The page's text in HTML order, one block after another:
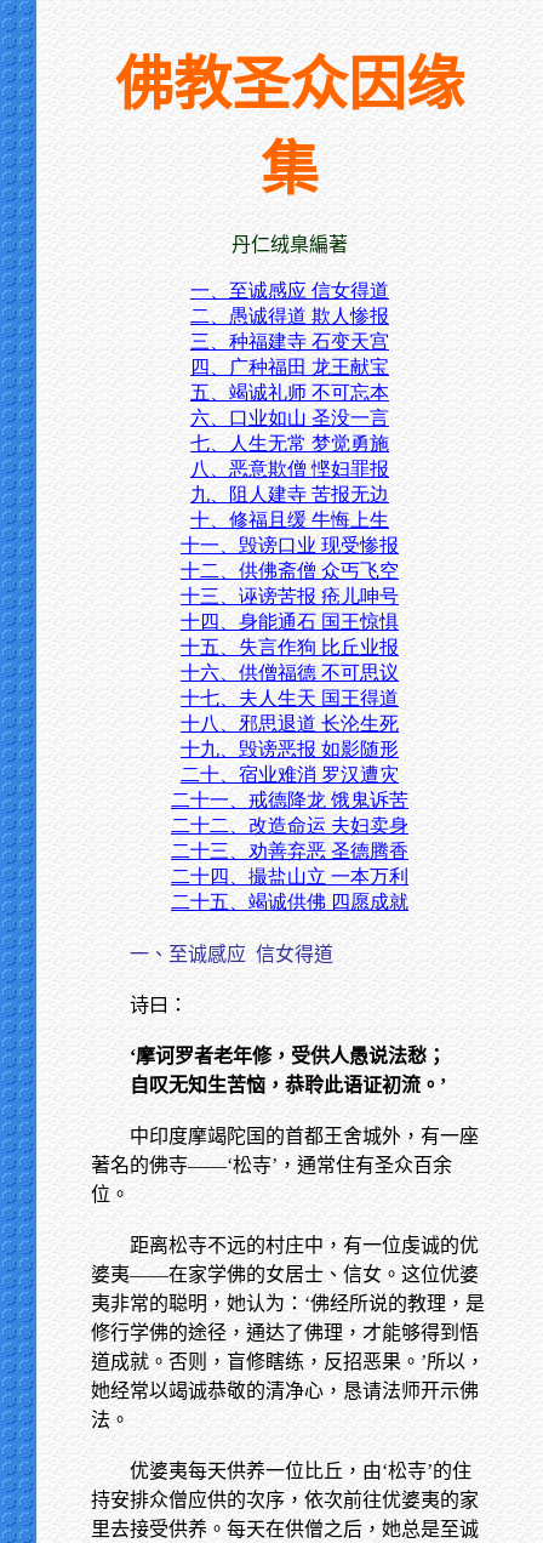
佛教圣众因缘
集
丹仁绒臬編著
一、至诚感应 信女得道
二、愚诚得道 欺人惨报
三、种福建寺 石变天宫
四、广种福田 龙王献宝
五、竭诚礼师 不可忘本
六、口业如山 圣没一言
七、人生无常 梦觉勇施
八、恶意欺僧 悭妇罪报
九、阻人建寺 苦报无边
十、修福且缓 牛悔上生
十一、毁谤口业 现受惨报
十二、供佛斋僧 众丐飞空
十三、诬谤苦报 疮儿呻号
十四、身能通石 国王惊惧
十五、失言作狗 比丘业报
十六、供僧福德 不可思议
十七、夫人生天 国王得道
十八、邪思退道 长沦生死
十九、毁谤恶报 如影随形
二十、宿业难消 罗汉遭灾
二十一、戒德降龙 饿鬼诉苦
二十二、改造命运 夫妇卖身
二十三、劝善弃恶 圣德腾香
二十四、撮盐山立 一本万利
二十五、竭诚供佛 四愿成就
一、至诚感应 信女得道
诗曰：
‘摩诃罗者老年修，受供人愚说法愁；
自叹无知生苦恼，恭聆此语证初流。’
中印度摩竭陀国的首都王舍城外，有一座
著名的佛寺——‘松寺’，通常住有圣众百余
位。
距离松寺不远的村庄中，有一位虔诚的优
婆夷——在家学佛的女居士、信女。这位优婆
夷非常的聪明，她认为：‘佛经所说的教理，是
修行学佛的途径，通达了佛理，才能够得到悟
道成就。否则，盲修瞎练，反招恶果。’所以，
她经常以竭诚恭敬的清净心，恳请法师开示佛
法。
优婆夷每天供养一位比丘，由‘松寺’的住
持安排众僧应供的次序，依次前往优婆夷的家
里去接受供养。每天在供僧之后，她总是至诚